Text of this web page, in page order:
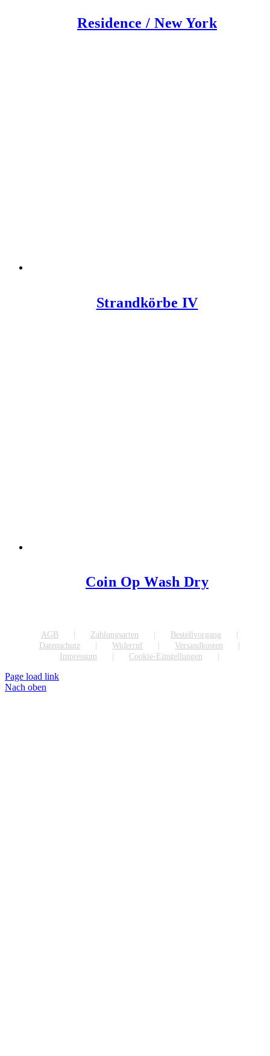
Residence / New York
Strandkörbe IV
Coin Op Wash Dry
AGB Zahlungsarten
Bestellvorgang
Datenschutz
Widerruf
Versandkosten
Impressum
Cookie-Einstellungen
Page load link
Nach oben